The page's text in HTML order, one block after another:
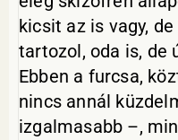
kicsit az is vagy,
tartozol, oda is, de
Ebben a furcsa,
nincs annál
izgalmasabb –,